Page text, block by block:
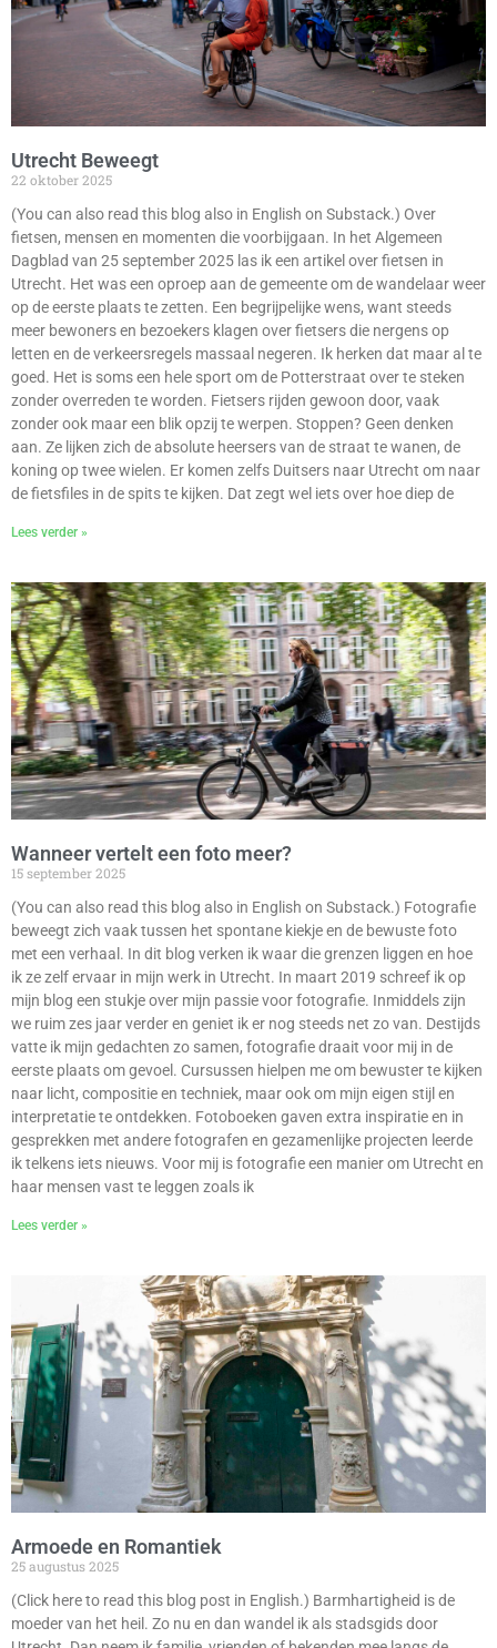
Utrecht Beweegt
22 oktober 2025
(You can also read this blog also in English on Substack.) Over
fietsen, mensen en momenten die voorbijgaan. In het Algemeen
Dagblad van 25 september 2025 las ik een artikel over fietsen in
Utrecht. Het was een oproep aan de gemeente om de wandelaar weer
op de eerste plaats te zetten. Een begrijpelijke wens, want steeds
meer bewoners en bezoekers klagen over fietsers die nergens op
letten en de verkeersregels massaal negeren. Ik herken dat maar al te
goed. Het is soms een hele sport om de Potterstraat over te steken
zonder overreden te worden. Fietsers rijden gewoon door, vaak
zonder ook maar een blik opzij te werpen. Stoppen? Geen denken
aan. Ze lijken zich de absolute heersers van de straat te wanen, de
koning op twee wielen. Er komen zelfs Duitsers naar Utrecht om naar
de fietsfiles in de spits te kijken. Dat zegt wel iets over hoe diep de
Lees verder »
Wanneer vertelt een foto meer?
15 september 2025
(You can also read this blog also in English on Substack.) Fotografie
beweegt zich vaak tussen het spontane kiekje en de bewuste foto
met een verhaal. In dit blog verken ik waar die grenzen liggen en hoe
ik ze zelf ervaar in mijn werk in Utrecht. In maart 2019 schreef ik op
mijn blog een stukje over mijn passie voor fotografie. Inmiddels zijn
we ruim zes jaar verder en geniet ik er nog steeds net zo van. Destijds
vatte ik mijn gedachten zo samen, fotografie draait voor mij in de
eerste plaats om gevoel. Cursussen hielpen me om bewuster te kijken
naar licht, compositie en techniek, maar ook om mijn eigen stijl en
interpretatie te ontdekken. Fotoboeken gaven extra inspiratie en in
gesprekken met andere fotografen en gezamenlijke projecten leerde
ik telkens iets nieuws. Voor mij is fotografie een manier om Utrecht en
haar mensen vast te leggen zoals ik
Lees verder »
Armoede en Romantiek
25 augustus 2025
(Click here to read this blog post in English.) Barmhartigheid is de
moeder van het heil. Zo nu en dan wandel ik als stadsgids door